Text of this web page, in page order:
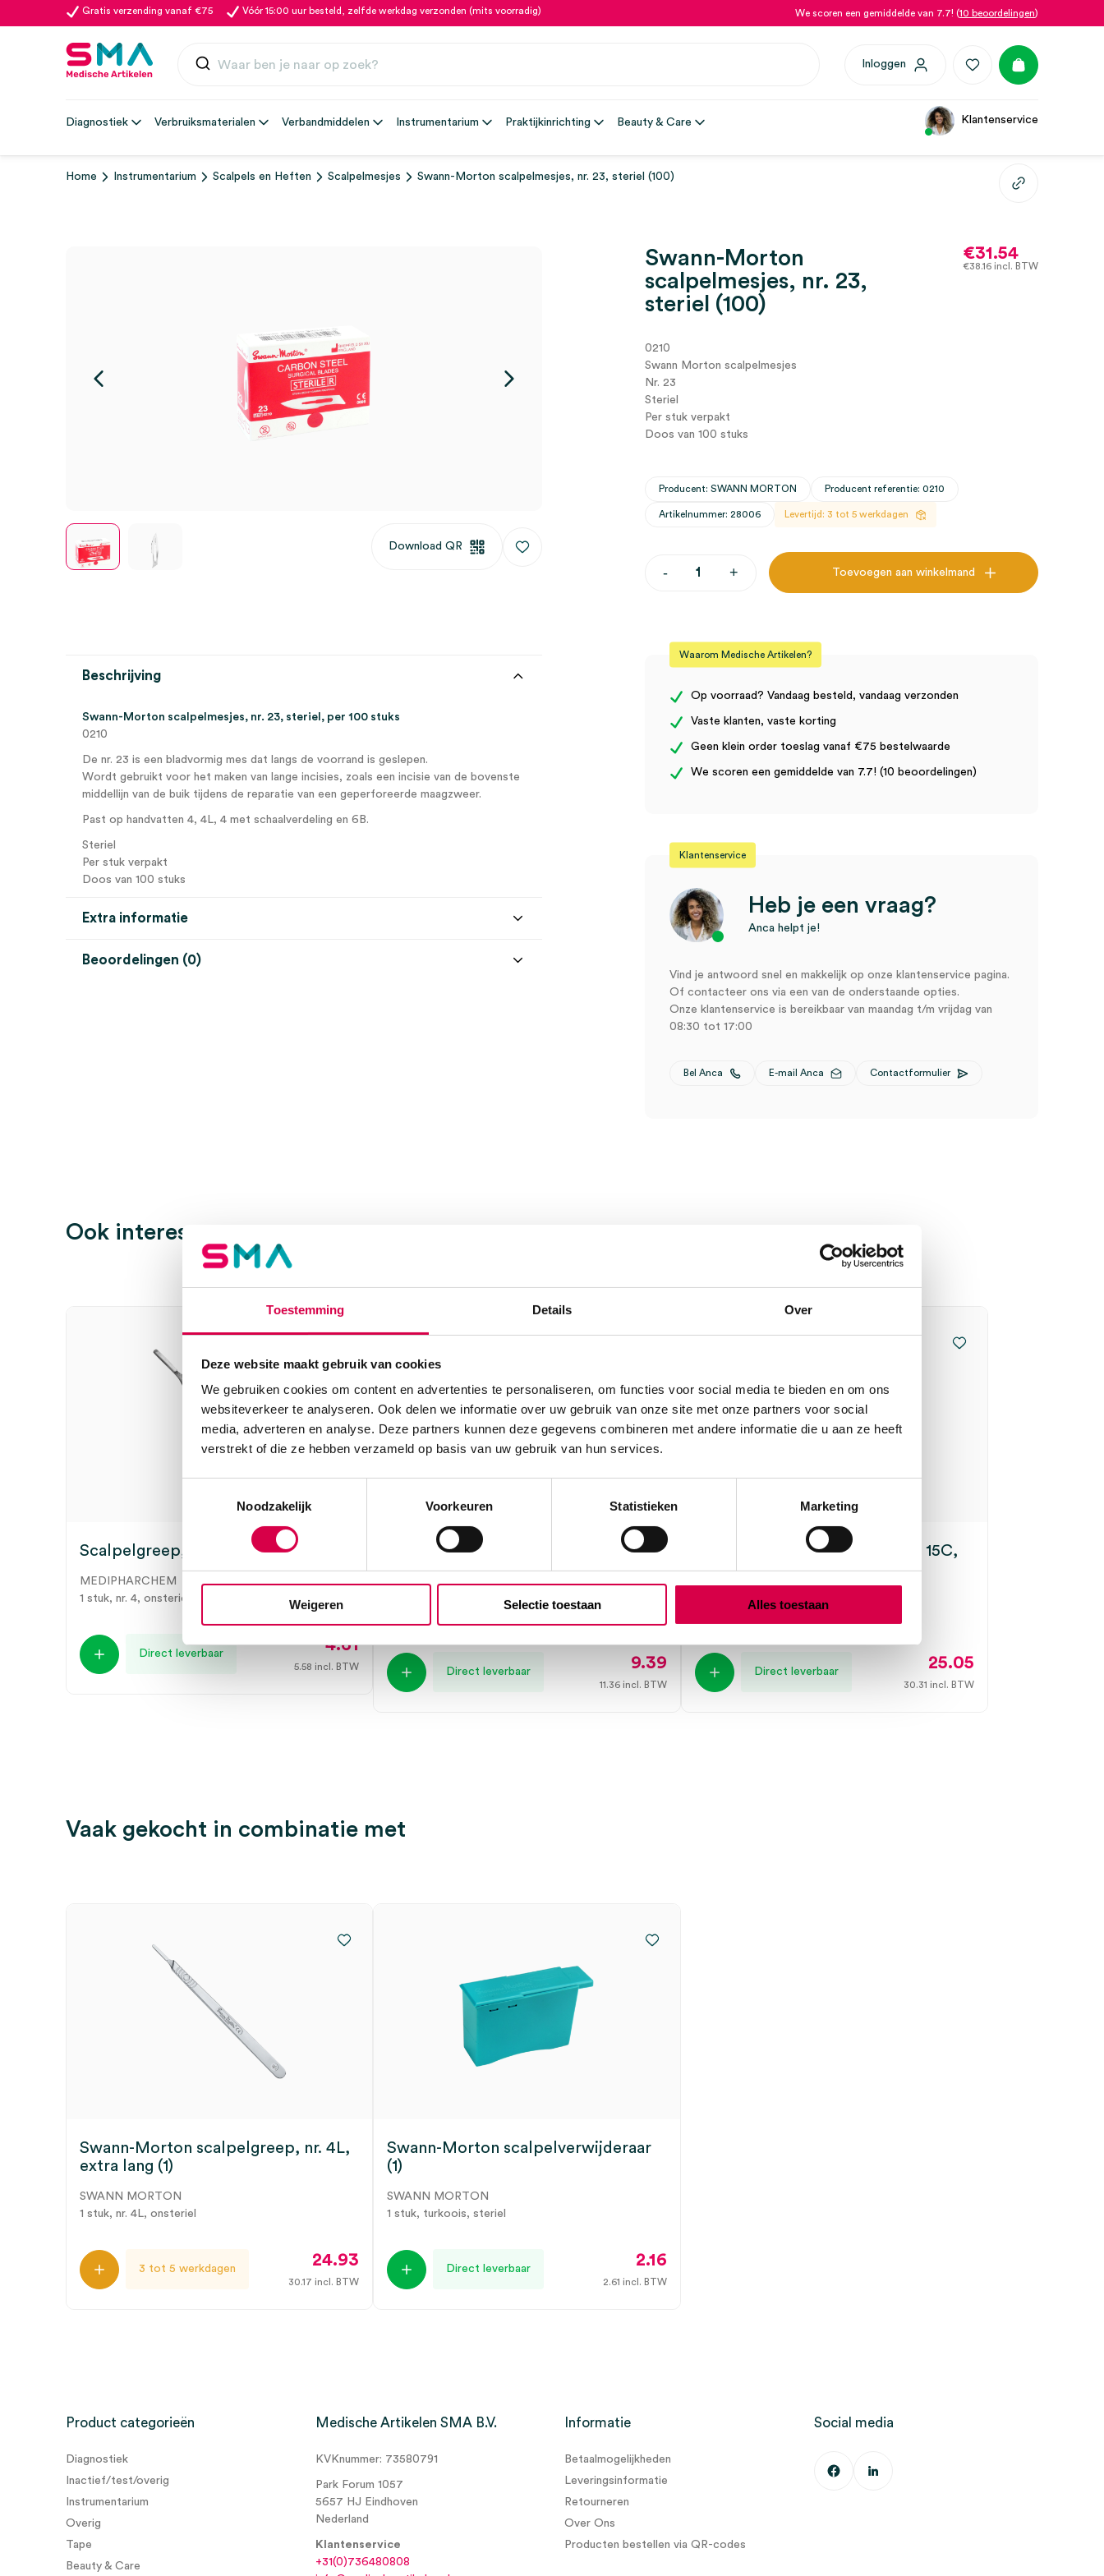
Toestemming Details Over
Deze website maakt gebruik van cookies
We gebruiken cookies om content en advertenties te personaliseren, om functies voor social media te bieden en om ons
websiteverkeer te analyseren. Ook delen we informatie over uw gebruik van onze site met onze partners voor social
media, adverteren en analyse. Deze partners kunnen deze gegevens combineren met andere informatie die u aan ze heeft
verstrekt of die ze hebben verzameld op basis van uw gebruik van hun services.
Noodzakelijk
Voorkeuren Statistieken Marketing
Weigeren Selectie toestaan Alles toestaan
Gratis verzending vanaf €75 Vóór 15:00 uur besteld, zelfde werkdag verzonden (mits voorradig) We scoren een gemiddelde van 7.7! (10 beoordelingen)
Inloggen
Diagnostiek Verbruiksmaterialen Verbandmiddelen Instrumentarium Praktijkinrichting Beauty & Care Klantenservice
Home Instrumentarium Scalpels en Heften Scalpelmesjes Swann-Morton scalpelmesjes, nr. 23, steriel (100)
Download QR
Swann-Morton
scalpelmesjes, nr. 23,
steriel (100)
€31.54
€38.16 incl. BTW
0210
Swann Morton scalpelmesjes
Nr. 23
Steriel
Per stuk verpakt
Doos van 100 stuks
Producent: SWANN MORTON Producent referentie: 0210
Artikelnummer: 28006 Levertijd: 3 tot 5 werkdagen
-Swann-
steriel
(100)
aantal
+ Toevoegen aan winkelmand
Beschrijving
Swann-Morton scalpelmesjes, nr. 23, steriel, per 100 stuks
0210
De nr. 23 is een bladvormig mes dat langs de voorrand is geslepen.
Wordt gebruikt voor het maken van lange incisies, zoals een incisie van de bovenste
middellijn van de buik tijdens de reparatie van een geperforeerde maagzweer.
Past op handvatten 4, 4L, 4 met schaalverdeling en 6B.
Steriel
Per stuk verpakt
Doos van 100 stuks
Extra informatie
Beoordelingen (0)
Waarom Medische Artikelen?
Op voorraad? Vandaag besteld, vandaag verzonden
Vaste klanten, vaste korting
Geen klein order toeslag vanaf €75 bestelwaarde
We scoren een gemiddelde van 7.7! (10 beoordelingen)
Klantenservice
Heb je een vraag?
Anca helpt je!
Vind je antwoord snel en makkelijk op onze klantenservice pagina.
Of contacteer ons via een van de onderstaande opties.
Onze klantenservice is bereikbaar van maandag t/m vrijdag van
08:30 tot 17:00
Bel Anca E-mail Anca Contactformulier
Ook interessant
Scalpelgreep, nr. 4 (1)
MEDIPHARCHEM
1 stuk, nr. 4, onsteriel
Direct leverbaar 4.61
5.58 incl. BTW
Swann-Morton scalpelmesjes +
greep, nr. 23, steriel (10)
Direct leverbaar 9.39
11.36incl. BTW
Swann-Morton scalpelmesjes, 15C,
steriel (100)
SWANN MORTON
Direct leverbaar 25.05
30.31 incl. BTW
Vaak gekocht in combinatie met
Swann-Morton scalpelgreep, nr. 4L,
extra lang (1)
SWANN MORTON
1 stuk, nr. 4L, onsteriel
3 tot 5 werkdagen 24.93
30.17 incl. BTW
Swann-Morton scalpelverwijderaar
(1)
SWANN MORTON
1 stuk, turkoois, steriel
Direct leverbaar 2.16
2.61 incl. BTW
Product categorieën
Diagnostiek
Inactief/test/overig
Instrumentarium
Overig
Tape
Beauty & Care
Medische Artikelen SMA B.V.
KVKnummer: 73580791
Park Forum 1057
5657 HJ Eindhoven
Nederland
Klantenservice
+31(0)736480808
Informatie
Betaalmogelijkheden
Leveringsinformatie
Retourneren
Over Ons
Producten bestellen via QR-codes
Social media